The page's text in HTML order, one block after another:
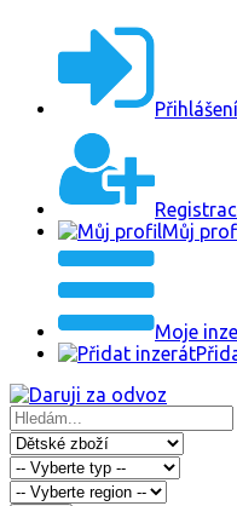
Přihlášení
Můj
Moje